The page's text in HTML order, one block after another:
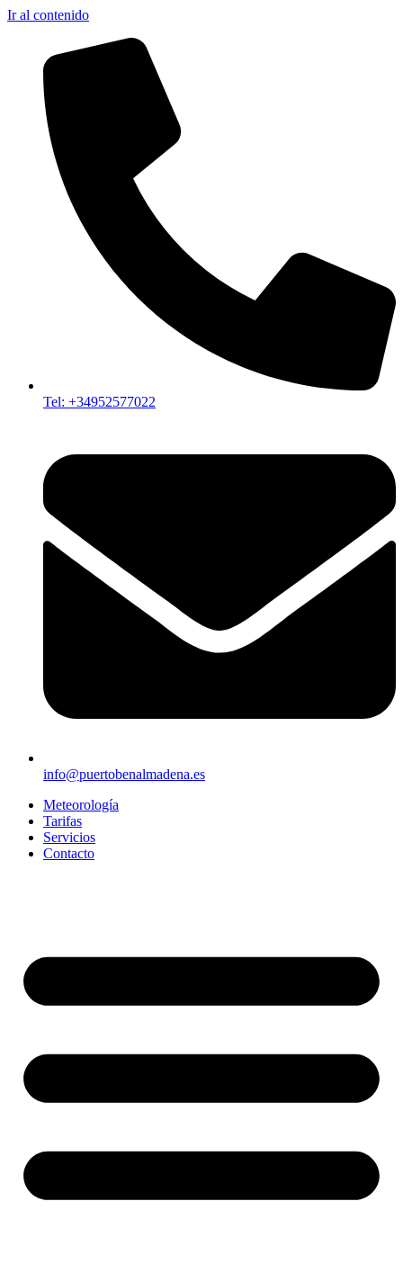
Ir al contenido
Tel: +34952577022
info@puertobenalmadena.es
Meteorología
Tarifas
Servicios
Contacto